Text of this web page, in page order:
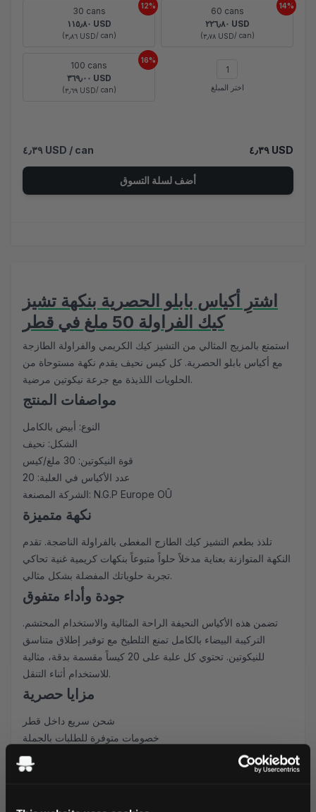
٤٫٣٩ USD / can ٤٫٣٩ USD
أضف لسلة التسوق
30 cans
١١٥٫٨٠ USD
( ٣٫٨٦ USD/ can)
12%
60 cans
٢٢٦٫٨٠ USD
( ٣٫٧٨ USD/ can)
14%
100 cans
٣٦٩٫٠٠ USD
( ٣٫٦٩ USD/ can)
16%
اختر المبلغ
اشترِ أكياس بابلو الحصرية بنكهة تشيز
كيك الفراولة 50 ملغ في قطر
استمتع بالمزيج المثالي من التشيز كيك الكريمي والفراولة الطازجة
مع أكياس بابلو الحصرية. كل كيس نحيف يقدم نكهة مستوحاة من
الحلويات اللذيذة مع جرعة نيكوتين مرضية.
مواصفات المنتج
النوع: أبيض بالكامل
الشكل: نحيف
قوة النيكوتين: 30 ملغ/كيس
عدد الأكياس في العلبة: 20
الشركة المصنعة: N.G.P Europe OÛ
نكهة متميزة
تلذذ بطعم التشيز كيك الطازج المغطى بالفراولة الناضجة. تقدم
النكهة المتوازنة بعناية مدخلاً حلواً متبوعاً بنكهات كريمية غنية تحاكي
تجربة حلوياتك المفضلة بشكل مثالي.
جودة وأداء متفوق
تضمن هذه الأكياس النحيفة الراحة المثالية والاستخدام المحتشم.
التركيبة البيضاء بالكامل تمنع التلطيخ مع توفير إطلاق متناسق
للنيكوتين. تحتوي كل علبة على 20 كيساً مقسمة بدقة، مثالية
للاستخدام أثناء التنقل.
مزايا حصرية
شحن سريع داخل قطر
خصومات متوفرة للطلبات بالجملة
عملية طلب إلكترونية سهلة
ضمان المخزون الطازج